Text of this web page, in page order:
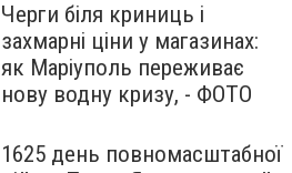
Черги біля криниць і
захмарні ціни у магазинах:
як Маріуполь переживає
нову водну кризу, - ФОТО
1625 день повномасштабної